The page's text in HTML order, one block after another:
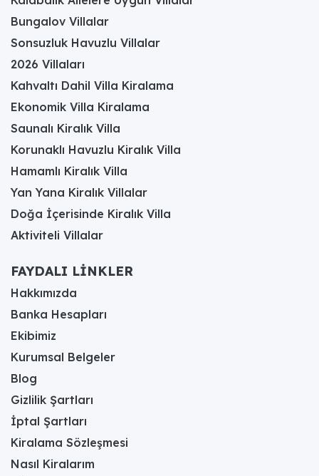
Bungalov Villalar
Sonsuzluk Havuzlu Villalar
2026 Villaları
Kahvaltı Dahil Villa Kiralama
Ekonomik Villa Kiralama
Saunalı Kiralık Villa
Korunaklı Havuzlu Kiralık Villa
Hamamlı Kiralık Villa
Yan Yana Kiralık Villalar
Doğa İçerisinde Kiralık Villa
Aktiviteli Villalar
FAYDALI LİNKLER
Hakkımızda
Banka Hesapları
Ekibimiz
Kurumsal Belgeler
Blog
Gizlilik Şartları
İptal Şartları
Kiralama Sözleşmesi
Nasıl Kiralarım